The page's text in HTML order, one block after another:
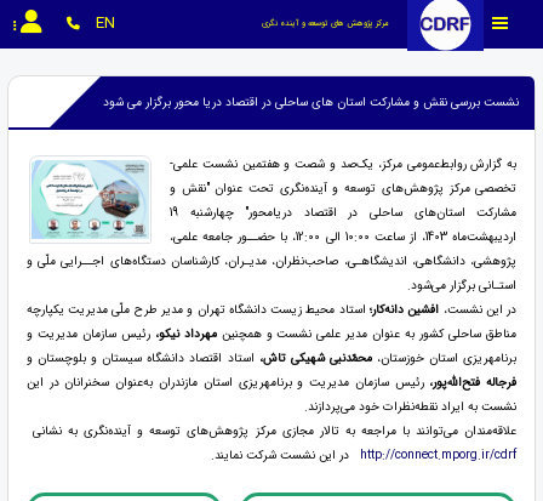
مرکز پژوهش های توسعه و آینده نگری EN
نشست بررسی نقش و مشارکت استان های ساحلی در اقتصاد دریا محور برگزار می شود
به گزارش روابط‌عمومی مرکز، یک‌صد و شصت و هفتمین نشست علمی-
تخصصی مرکز پژوهش‌های توسعه و آینده‌نگری تحت عنوان "نقش و
مشارکت استان‌های ساحلی در اقتصاد دریامحور" چهارشنبه 19
اردیبهشت‌ماه 1403، از ساعت 10:00 الی 12:00، با حضــور جامعه علمی،
پژوهشی، دانشگاهی، اندیشگاهـی، صاحب‌نظران، مدیـران، کارشناسان دستگاه‌های اجــرایی ملّی و
استـانی برگزار می‌شود.
در این نشست، افشین دانه­‌کار؛استاد محیط زیست دانشگاه تهران و مدیر طرح ملّی مدیریت یکپارچه
مناطق ساحلی کشور به عنوان مدیر علمی نشست و همچنینمهرداد نیکو،رئیس سازمان مدیریت و
برنامه­ریزی استان خوزستان،محمّدنبی شهیکی تاش، استاد اقتصاد دانشگاه سیستان و بلوچستان و
فرج­اله فتح‌­الله‌پور،رئیس سازمان مدیریت و برنامه­ریزی استان مازندران به‌‌عنوان سخنرانان در این
نشست به ایراد نقطه‌نظرات خود می‌پردازند.
علاقه‌مندان می‌توانند با مراجعه به تالار مجازی مرکز پژوهش‌های توسعه و آینده‌نگری به نشانی
http://connect.mporg.ir/cdrf در این نشست شرکت نمایند.